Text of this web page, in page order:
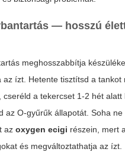
— hosszú
meghosszabbítja
az ízt. Hetente tisztítsd a tankot
cseréld a tekercset 1-2 hét alatt
az O-gyűrűk állapotát. Soha ne
az oxygen ecigi részein, mert
és megváltoztathatja az ízt.